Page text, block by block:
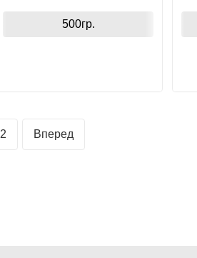
500гр.
2 Вперед